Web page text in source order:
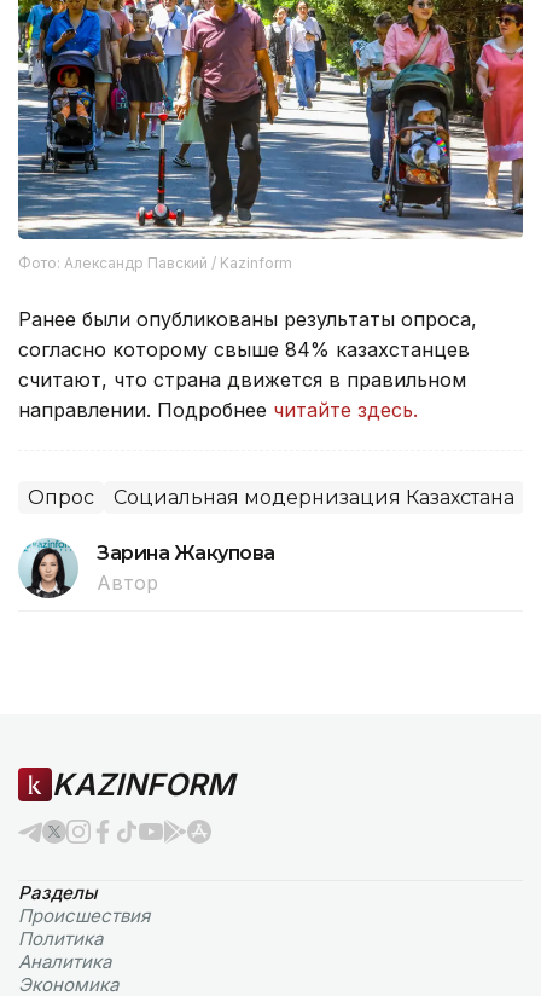
Фото: Александр Павский / Kazinform
Ранее были опубликованы результаты опроса,
согласно которому свыше 84% казахстанцев
считают, что страна движется в правильном
направлении. Подробнее читайте здесь.
Опрос Социальная модернизация Казахстана
Зарина Жакупова
Автор
KAZINFORM
Разделы
Происшествия
Политика
Аналитика
Экономика